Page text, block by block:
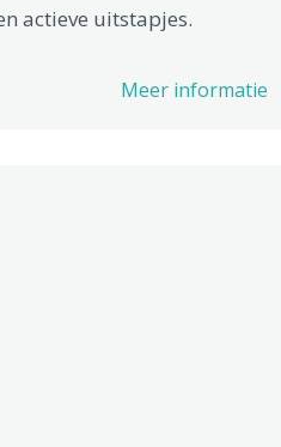
actieve uitstapjes.
Meer informatie